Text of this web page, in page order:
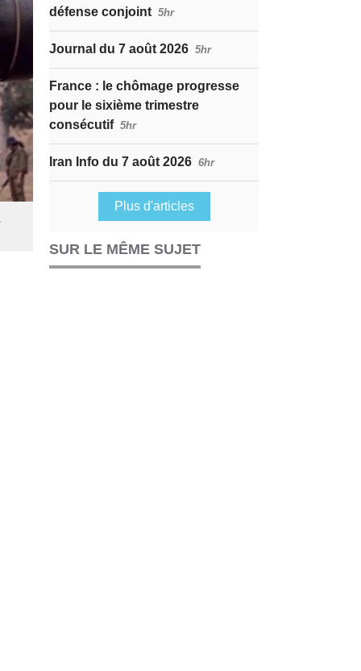
défense conjoint 5hr
Journal du 7 août 2026 5hr
France : le chômage progresse
pour le sixième trimestre
consécutif 5hr
Iran Info du 7 août 2026 6hr
Plus d'articles
SUR LE MÊME SUJET